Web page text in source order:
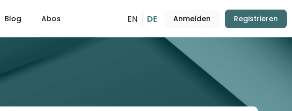
Blog Abos EN DE Anmelden Registrieren